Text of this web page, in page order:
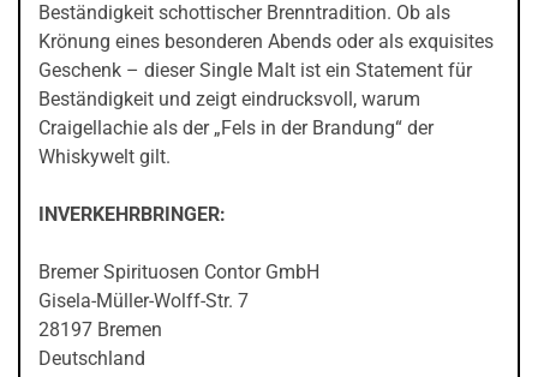
Beständigkeit schottischer Brenntradition. Ob als
Krönung eines besonderen Abends oder als exquisites
Geschenk – dieser Single Malt ist ein Statement für
Beständigkeit und zeigt eindrucksvoll, warum
Craigellachie als der „Fels in der Brandung“ der
Whiskywelt gilt.
INVERKEHRBRINGER:
Bremer Spirituosen Contor GmbH
Gisela-Müller-Wolff-Str. 7
28197 Bremen
Deutschland